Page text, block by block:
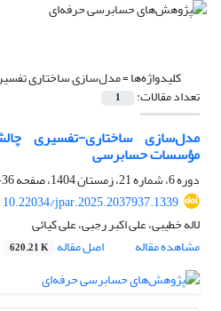
کلیدواژه‌ها =مدل‌سازی ساختاری
تعداد مقالات: 1
مدل‌سازی ساختاری-‌تفسیری
مؤسسات حسابرسی
دوره 6، شماره 21، زمستان 1404، صفحه
36-69
10.22034/jpar.2025.2037937.1339
لاله خطیبی، علی اکبر رجبی، علی کیائی
مشاهده مقاله
اصل مقاله 620.21 K